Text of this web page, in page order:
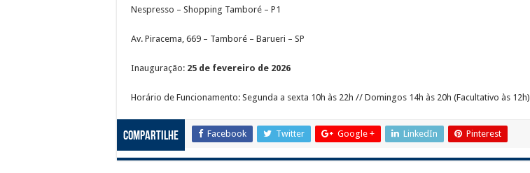
Nespresso – Shopping Tamboré – P1
Av. Piracema, 669 – Tamboré – Barueri – SP
Inauguração: 25 de fevereiro de 2026
Horário de Funcionamento: Segunda a sexta 10h às 22h // Domingos 14h às 20h (Facultativo às 12h)
Compartilhe Facebook Twitter Google + LinkedIn Pinterest